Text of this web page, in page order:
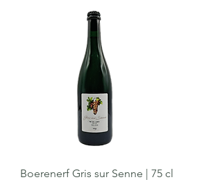
Snel overzicht
Boerenerf Gris sur Senne | 75 cl